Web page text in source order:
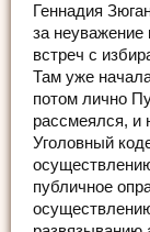
Геннадия
за неуважение
встреч с
Там уже
потом лично
рассмеялся, и
Уголовный
публичное